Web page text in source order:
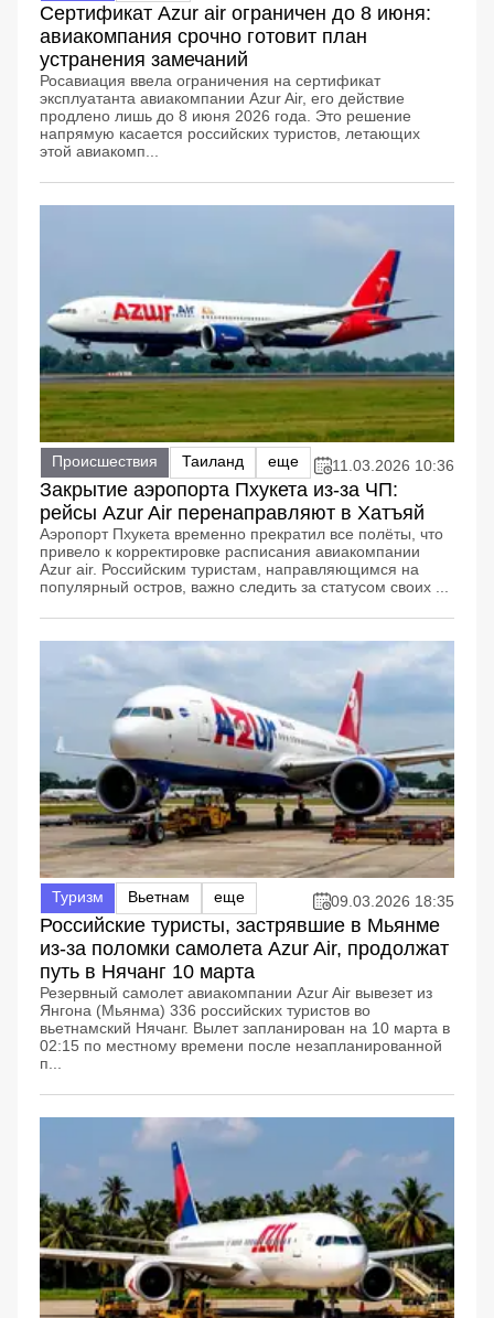
Сертификат Azur air ограничен до 8 июня:
авиакомпания срочно готовит план
устранения замечаний
Росавиация ввела ограничения на сертификат
эксплуатанта авиакомпании Azur Air, его действие
продлено лишь до 8 июня 2026 года. Это решение
напрямую касается российских туристов, летающих
этой авиакомп...
Происшествия Таиланд еще 11.03.2026 10:36
Закрытие аэропорта Пхукета из-за ЧП:
рейсы Azur Air перенаправляют в Хатъяй
Аэропорт Пхукета временно прекратил все полёты, что
привело к корректировке расписания авиакомпании
Azur air. Российским туристам, направляющимся на
популярный остров, важно следить за статусом своих ...
Туризм Вьетнам еще 09.03.2026 18:35
Российские туристы, застрявшие в Мьянме
из-за поломки самолета Azur Air, продолжат
путь в Нячанг 10 марта
Резервный самолет авиакомпании Azur Air вывезет из
Янгона (Мьянма) 336 российских туристов во
вьетнамский Нячанг. Вылет запланирован на 10 марта в
02:15 по местному времени после незапланированной
п...